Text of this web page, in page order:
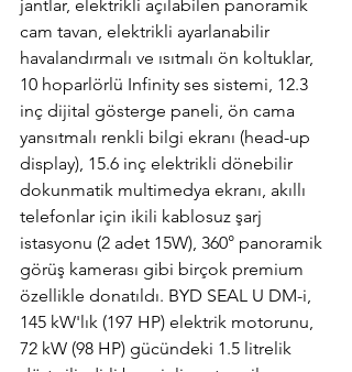
jantlar, elektrikli açılabilen panoramik
cam tavan, elektrikli ayarlanabilir
havalandırmalı ve ısıtmalı ön koltuklar,
10 hoparlörlü Infinity ses sistemi, 12.3
inç dijital gösterge paneli, ön cama
yansıtmalı renkli bilgi ekranı (head-up
display), 15.6 inç elektrikli dönebilir
dokunmatik multimedya ekranı, akıllı
telefonlar için ikili kablosuz şarj
istasyonu (2 adet 15W), 360° panoramik
görüş kamerası gibi birçok premium
özellikle donatıldı. BYD SEAL U DM-i,
145 kW'lık (197 HP) elektrik motorunu,
72 kW (98 HP) gücündeki 1.5 litrelik